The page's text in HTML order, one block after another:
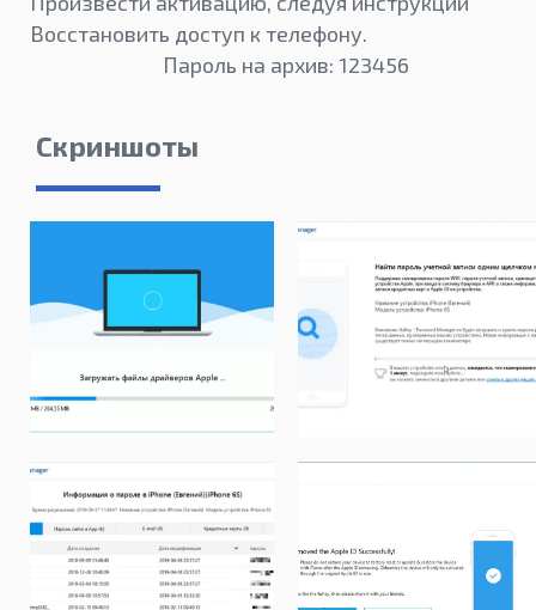
Восстановить доступ к телефону.
Пароль на архив: 123456
Скриншоты